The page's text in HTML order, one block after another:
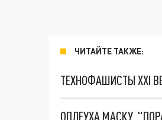
ЧИТАЙТЕ ТАКЖЕ:
ТЕХНОФАШИСТЫ XXI
ОПЛЕУХА МАСКУ.